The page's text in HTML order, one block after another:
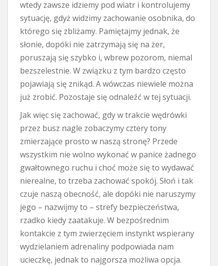
wtedy zawsze idziemy pod wiatr i kontrolujemy
sytuację, gdyż widzimy zachowanie osobnika, do
którego się zbliżamy. Pamiętajmy jednak, że
słonie, dopóki nie zatrzymają się na żer,
poruszają się szybko i, wbrew pozorom, niemal
bezszelestnie. W związku z tym bardzo często
pojawiają się znikąd. A wówczas niewiele można
już zrobić. Pozostaje się odnaleźć w tej sytuacji.
Jak więc się zachować, gdy w trakcie wędrówki
przez busz nagle zobaczymy cztery tony
zmierzające prosto w naszą stronę? Przede
wszystkim nie wolno wykonać w panice żadnego
gwałtownego ruchu i choć może się to wydawać
nierealne, to trzeba zachować spokój. Słoń i tak
czuje naszą obecność, ale dopóki nie naruszymy
jego – nazwijmy to – strefy bezpieczeństwa,
rzadko kiedy zaatakuje. W bezpośrednim
kontakcie z tym zwierzęciem instynkt wspierany
wydzielaniem adrenaliny podpowiada nam
ucieczkę, jednak to najgorsza możliwa opcja.